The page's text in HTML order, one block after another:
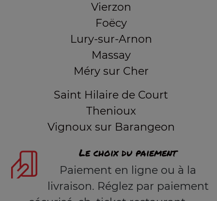
Vierzon
Foëcy
Lury-sur-Arnon
Massay
Méry sur Cher
Saint Hilaire de Court
Thenioux
Vignoux sur Barangeon
Le choix du paiement
Paiement en ligne ou à la
livraison. Réglez par paiement